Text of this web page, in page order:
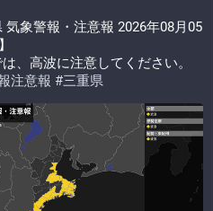
気象警報・注意報 2026年08月05
、高波に注意してください。
注意報 #三重県